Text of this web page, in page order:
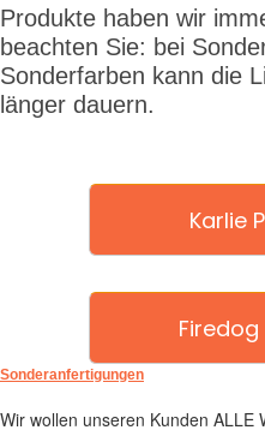
Produkte haben wir
beachten Sie: bei
Sonderfarben kann die
länger dauern.
Karlie
Sonderanfertigungen
Wir wollen unseren Kunden ALLE